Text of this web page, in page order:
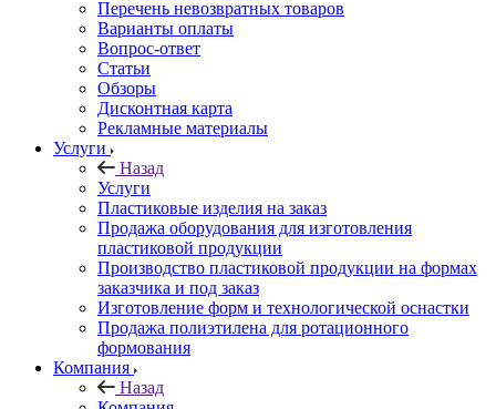
Перечень невозвратных товаров
Варианты оплаты
Вопрос-ответ
Статьи
Обзоры
Дисконтная карта
Рекламные материалы
Услуги
Назад
Услуги
Пластиковые изделия на заказ
Продажа оборудования для изготовления
пластиковой продукции
Производство пластиковой продукции на формах
заказчика и под заказ
Изготовление форм и технологической оснастки
Продажа полиэтилена для ротационного
формования
Компания
Назад